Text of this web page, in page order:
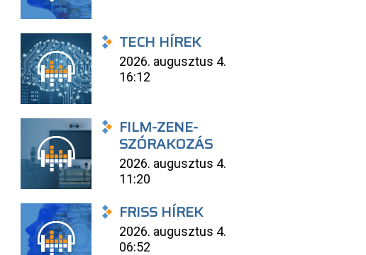
TECH HÍREK
2026. augusztus 4.
16:12
FILM-ZENE-
SZÓRAKOZÁS
2026. augusztus 4.
11:20
FRISS HÍREK
2026. augusztus 4.
06:52